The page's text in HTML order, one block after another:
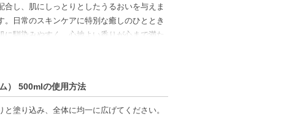
し、肌にしっとりとしたうるおいを与えま
日常のスキンケアに特別な癒しのひととき
馴染みやすく、心地よい香りが心まで満た
） 500mlの使用方法
塗り込み、全体に均一に広げてください。